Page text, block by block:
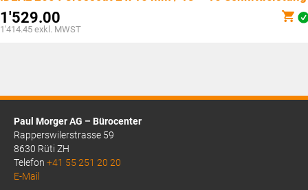
1'529.00
1'414.45 exkl. MWST
Paul Morger AG – Bürocenter
Rapperswilerstrasse 59
8630 Rüti ZH
Telefon +41 55 251 20 20
E-Mail